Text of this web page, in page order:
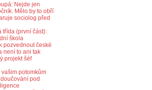
Nejde jen
Mělo by to obří
sociolog před
třída (první část):
škola
pozvednout české
není to ani tak
projekt šéf
potomkům
pod